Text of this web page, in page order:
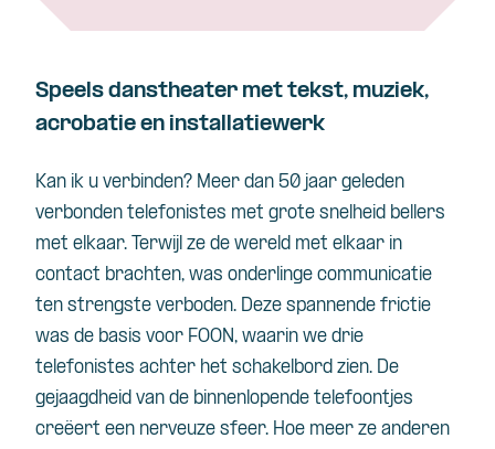
Speels danstheater met tekst, muziek,
acrobatie en installatiewerk
Kan ik u verbinden? Meer dan 50 jaar geleden
verbonden telefonistes met grote snelheid bellers
met elkaar. Terwijl ze de wereld met elkaar in
contact brachten, was onderlinge communicatie
ten strengste verboden. Deze spannende frictie
was de basis voor FOON, waarin we drie
telefonistes achter het schakelbord zien. De
gejaagdheid van de binnenlopende telefoontjes
creëert een nerveuze sfeer. Hoe meer ze anderen